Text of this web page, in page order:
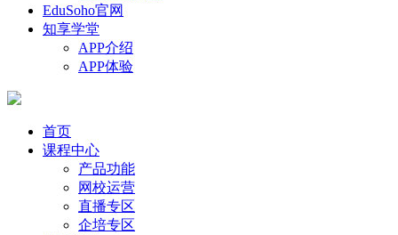
EduSoho官网
知享学堂
APP介绍
APP体验
首页
课程中心
产品功能
网校运营
直播专区
企培专区